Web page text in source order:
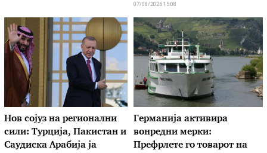
07/08/2026 15:08
Нов сојуз на регионални
сили: Турција, Пакистан и
Саудиска Арабија ја
Германија активира
вонредни мерки:
Префрлете го товарот на